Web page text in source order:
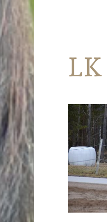
Parkanon